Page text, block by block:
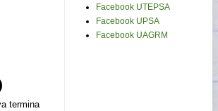
termina
Facebook UTEPSA
Facebook UPSA
Facebook UAGRM